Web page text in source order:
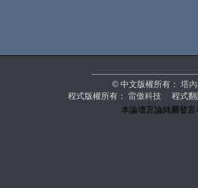
© 中文版權所有： 塔
程式版權所有： 雷傲科技程式翻
本論壇言論純屬發